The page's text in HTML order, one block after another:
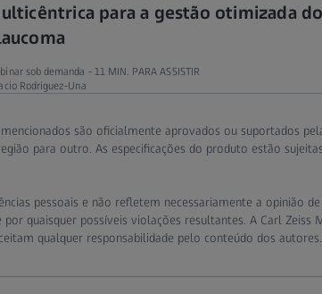
para a gestão otimizada do
sob demanda - 11 MIN. PARA ASSISTIR
Rodriguez-Una
são oficialmente aprovados ou suportados
para outro. As especificações do produto estão
pessoais e não refletem necessariamente a opinião
quaisquer possíveis violações resultantes. A Carl Zeiss
qualquer responsabilidade pelo conteúdo dos autores.